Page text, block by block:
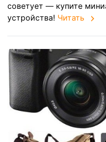
советует — купите
устройства! Читать